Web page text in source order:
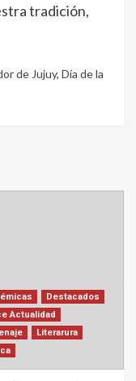
tradición,
de Jujuy, Día de la
Destacados
Actualidad
Literarura